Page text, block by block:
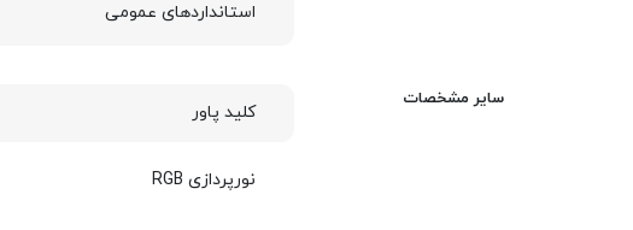
استانداردهای عمومی
سایر مشخصات
کلید پاور
نورپردازی RGB